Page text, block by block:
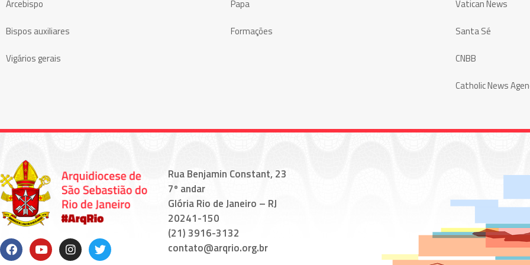
Arcebispo
Bispos auxiliares
Vigários gerais
Papa
Formações
Vatican News
Santa Sé
CNBB
Catholic News
Rua Benjamin Constant, 23
7º andar
Glória Rio de Janeiro – RJ
20241-150
(21) 3916-3132
contato@arqrio.org.br